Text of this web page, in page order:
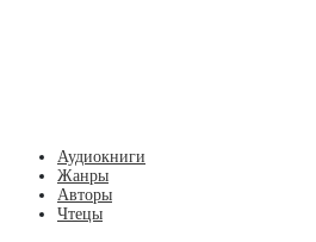
Аудиокниги
Жанры
Авторы
Чтецы